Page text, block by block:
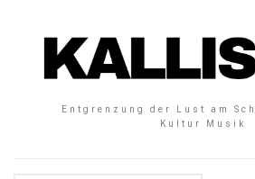
Entgrenzung der Lust am
Kultur Musik